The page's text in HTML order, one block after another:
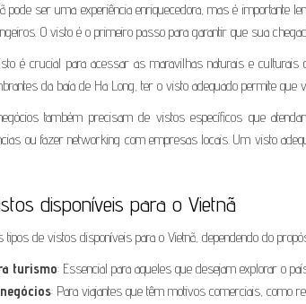
pode ser uma experiência enriquecedora, mas é
O visto é o primeiro passo para garantir que sua
é crucial para acessar as maravilhas naturais e
da baía de Ha Long, ter o visto adequado permite
também precisam de vistos específicos que
ou fazer networking com empresas locais. Um visto
disponíveis para o Vietnã
tipos de vistos disponíveis para o Vietnã, dependendo do
turismo: Essencial para aqueles que desejam explorar o
: Para viajantes que têm motivos comerciais, como